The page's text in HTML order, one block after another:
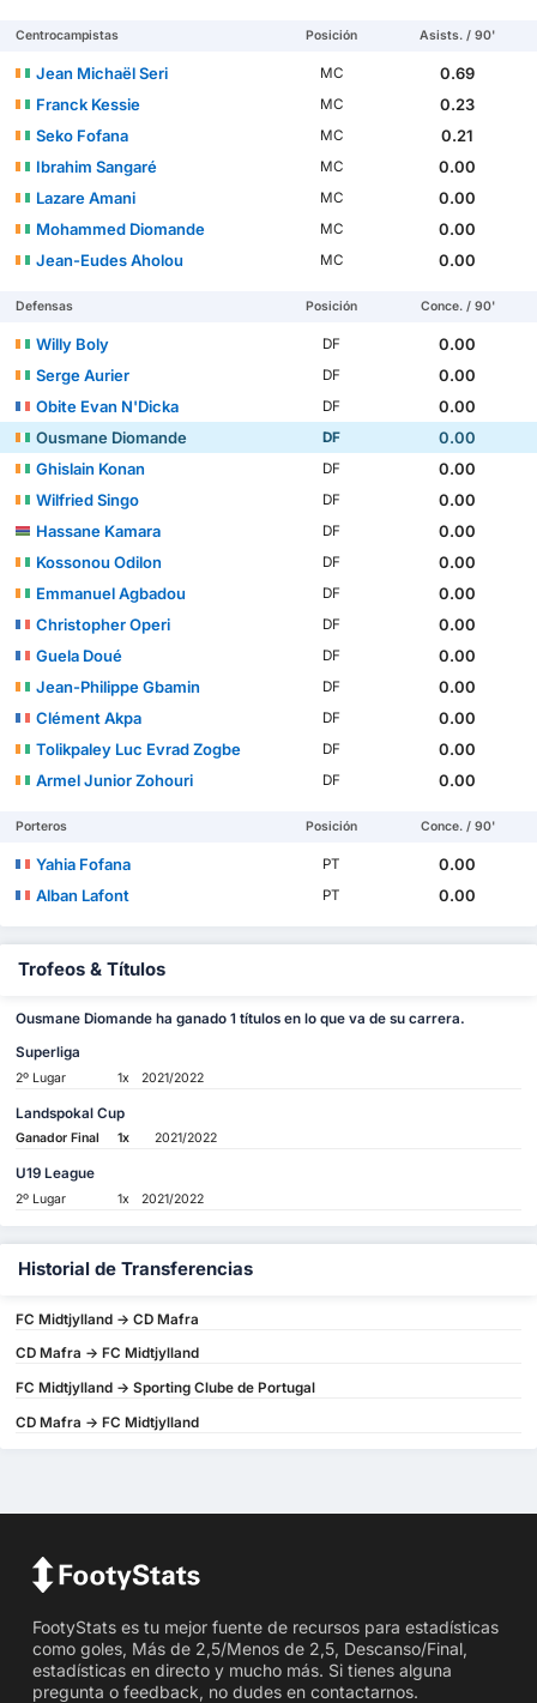
Centrocampistas Posición Asists. / 90'
Jean Michaël Seri MC
0.69
Franck Kessie
MC
0.23
Seko Fofana
MC
0.21
Ibrahim Sangaré
MC
0.00
Lazare Amani
MC
0.00
Mohammed Diomande
MC
0.00
Jean-Eudes Aholou
MC 0.00
Defensas Posición Conce. / 90'
Willy Boly DF
0.00
Serge Aurier
DF
0.00
Obite Evan N'Dicka
DF
0.00
Ousmane Diomande
DF
0.00
Ghislain Konan
DF
0.00
Wilfried Singo
DF
0.00
Hassane Kamara
DF
0.00
Kossonou Odilon
DF
0.00
Emmanuel Agbadou
DF
0.00
Christopher Operi
DF
0.00
Guela Doué
DF
0.00
Jean-Philippe Gbamin
DF
0.00
Clément Akpa
DF
0.00
Tolikpaley Luc Evrad Zogbe
DF
0.00
Armel Junior Zohouri
DF 0.00
Porteros Posición Conce. / 90'
Yahia Fofana PT
0.00
Alban Lafont
PT 0.00
Trofeos & Títulos
Ousmane Diomande ha ganado 1 títulos en lo que va de su carrera.
Superliga
2º Lugar 1x 2021/2022
Landspokal Cup
Ganador Final 1x 2021/2022
U19 League
2º Lugar 1x 2021/2022
Historial de Transferencias
FC Midtjylland -> CD Mafra
CD Mafra -> FC Midtjylland
FC Midtjylland -> Sporting Clube de Portugal
CD Mafra -> FC Midtjylland
FootyStats es tu mejor fuente de recursos para estadísticas
como goles, Más de 2,5/Menos de 2,5, Descanso/Final,
estadísticas en directo y mucho más. Si tienes alguna
pregunta o feedback, no dudes en contactarnos.